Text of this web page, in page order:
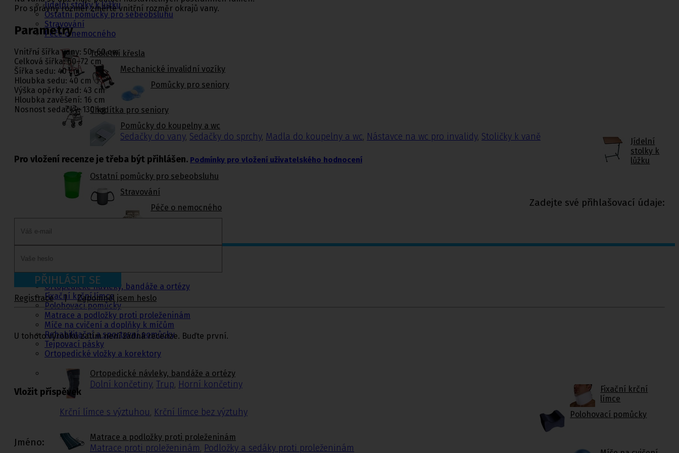
Jídelní stolky k lůžku
Ostatní pomůcky pro sebeobsluhu
Stravování
Péče o nemocného
Toaletní křesla
Mechanické invalidní vozíky
Pomůcky pro seniory
Chodítka pro seniory
Pomůcky do koupelny a wc
Sedačky do vany, Sedačky do sprchy, Madla do koupelny a wc, Nástavce na wc pro invalidy, Stoličky k vaně
Jídelní
stolky k
lůžku
Ostatní pomůcky pro sebeobsluhu
Stravování
Péče o nemocného
Ortopedie,
rehabilitace a
sport
Ortopedické návleky, bandáže a ortézy
Fixační krční límce
Polohovací pomůcky
Matrace a podložky proti proleženinám
Míče na cvičení a doplňky k míčům
Rehabilitační a sportovní pomůcky
Tejpovací pásky
Ortopedické vložky a korektory
Ortopedické návleky, bandáže a ortézy
Dolní končetiny, Trup, Horní končetiny
Fixační krční
límce
Krční límce s výztuhou, Krční límce bez výztuhy Polohovací pomůcky
Matrace a podložky proti proleženinám
Matrace proti proleženinám, Podložky a sedáky proti proleženinám
Pro správný rozměr změřte vnitřní rozměr okrajů vany.
Parametry
Vnitřní šířka vany: 50–60 cm
Celková šířka: 60–72 cm
Šířka sedu: 40 cm
Hloubka sedu: 40 cm
Výška opěrky zad: 43 cm
Hloubka zavěšení: 16 cm
Nosnost sedačky: 130 kg
Pro vložení recenze je třeba být přihlášen. Podmínky pro vložení uživatelského hodnocení
Zadejte své přihlašovací údaje:
PŘIHLÁSIT SE
Registrace | Zapomněl jsem heslo
U tohoto výrobku zatím není žádná recenze. Buďte první.
Vložit příspěvek
Jméno: